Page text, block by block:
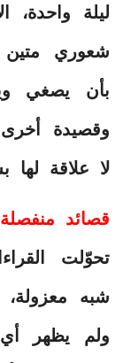
ليلة
شعوري متين
بأن يصغي
وقصيدة
لا علاقة لها
قصائد
تحوّلت
شبه معزولة،
ولم يظهر أي